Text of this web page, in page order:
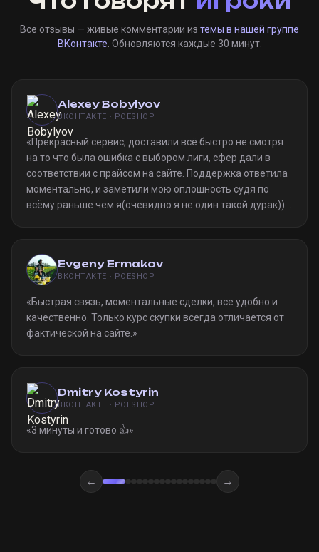
Все отзывы — живые комментарии из темы в нашей группе
ВКонтакте . Обновляются каждые 30 минут.
Alexey Bobylyov
ВКОНТАКТЕ · POESHOP
«Прекрасный сервис, доставили всё быстро не смотря
на то что была ошибка с выбором лиги, сфер дали в
соответствии с прайсом на сайте. Поддержка ответила
моментально, и заметили мою оплошность судя по
всёму раньше чем я(очевидно я не один такой дурак)).
Evgeny Ermakov
ВКОНТАКТЕ · POESHOP
«Быстрая связь, моментальные сделки, все удобно и
качественно. Только курс скупки всегда отличается от
фактической на сайте. »
Dmitry Kostyrin
ВКОНТАКТЕ · POESHOP
«3 минуты и готово 👍»
← →